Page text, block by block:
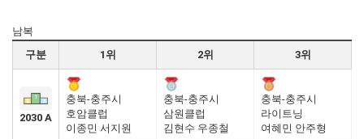
남복
구분
1위 2위 3위
2030 A
충북-충주시
호암클럽
이종민 서지원
충북-충주시
삼원클럽
김현수 우종철
충북-충주시
라이트닝
여혜민 안주형